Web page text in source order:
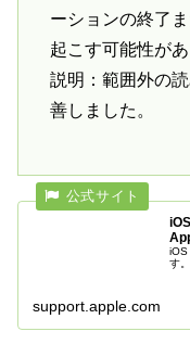
ーションの終了
起こす可能性があ
説明：範囲外の
善しました。
iOS
す。
support.apple.com